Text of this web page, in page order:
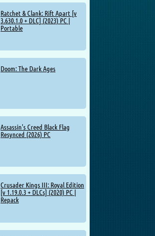
Ratchet & Clank: Rift Apart [v
3.630.1.0 + DLC] (2023) PC |
Portable
Doom: The Dark Ages
Assassin's Creed Black Flag
Resynced (2026) PC
Crusader Kings III: Royal Edition
[v 1.19.0.3 + DLCs] (2020) PC |
Repack